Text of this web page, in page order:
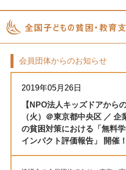
会員団体からのお知らせ
2019年05月26日
【NPO法人キッズドアから
（火）＠東京都中央区 ／
の貧困対策における「無料
インパクト評価報告」 開催！